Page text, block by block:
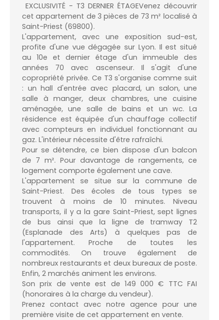
EXCLUSIVITÉ - T3 DERNIER ÉTAGEVenez découvrir
cet appartement de 3 pièces de 73 m² localisé à
Saint-Priest (69800).
L'appartement, avec une exposition sud-est,
profite d'une vue dégagée sur Lyon. Il est situé
au 10e et dernier étage d'un immeuble des
années 70 avec ascenseur. Il s'agit d'une
copropriété privée. Ce T3 s'organise comme suit
: un hall d'entrée avec placard, un salon, une
salle à manger, deux chambres, une cuisine
aménagée, une salle de bains et un wc. La
résidence est équipée d'un chauffage collectif
avec compteurs en individuel fonctionnant au
gaz. L'intérieur nécessite d'être rafraîchi.
Pour se détendre, ce bien dispose d'un balcon
de 7 m². Pour davantage de rangements, ce
logement comporte également une cave.
L'appartement se situe sur la commune de
Saint-Priest. Des écoles de tous types se
trouvent à moins de 10 minutes. Niveau
transports, il y a la gare Saint-Priest, sept lignes
de bus ainsi que la ligne de tramway T2
(Esplanade des Arts) à quelques pas de
l'appartement. Proche de toutes les
commodités. On trouve également de
nombreux restaurants et deux bureaux de poste.
Enfin, 2 marchés animent les environs.
Son prix de vente est de 149 000 € TTC FAI
(honoraires à la charge du vendeur).
Prenez contact avec notre agence pour une
première visite de cet appartement en vente.